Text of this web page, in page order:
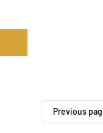
Previous